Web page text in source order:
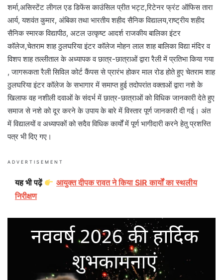
शर्मा,असिस्टेंट लीगल एड डिफेंस काउंसिल प्रीत भट्ट,रिटेनर फ्रंट ऑफिस तारा
आर्य, यशवंत कुमार, अंबिका तथा भारतीय शहीद सैनिक विद्यालय,राष्ट्रीय शहीद
सैनिक स्मारक विद्यापीठ, अटल उत्कृष्ट आदर्श राजकीय बालिका इंटर
कॉलेज,चेतराम शाह ठुलघरिया इंटर कॉलेज मोहन लाल शाह बालिका विद्या मंदिर व
विशप शाह तल्लीताल के अध्यापक व छात्र-छात्राओं द्वारा रैली में प्रतिभा किया गया
, जागरूकता रैली सिविल कोर्ट कैंपस से प्रारंभ होकर माल रोड होते हुए चेतराम शाह
ठुलघरिया इंटर कॉलेज के सभागार में समाप्त हुई तदोपरांत वक्ताओं द्वारा नशे के
खिलाफ वह नशीली दवाओं के संदर्भ में छात्र-छात्राओं को विधिक जानकारी देते हुए
समाज से नशे को दूर करने के उपाय के बारे में विस्तार पूर्ण जानकारी दी गई। अंत
में विद्यालयों व अध्यापकों को सदैव विधिक कार्यों में पूर्ण भागीदारी करने हेतु प्रशस्ति
पत्र भी दिए गए।
ADVERTISEMENT
यह भी पढ़ें
आयुक्त दीपक रावत ने किया SIR कार्यों का स्थलीय
निरीक्षण